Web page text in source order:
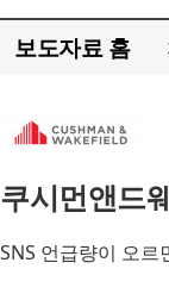
보도자료 홈
쿠시먼앤드
SNS 언급량이 오